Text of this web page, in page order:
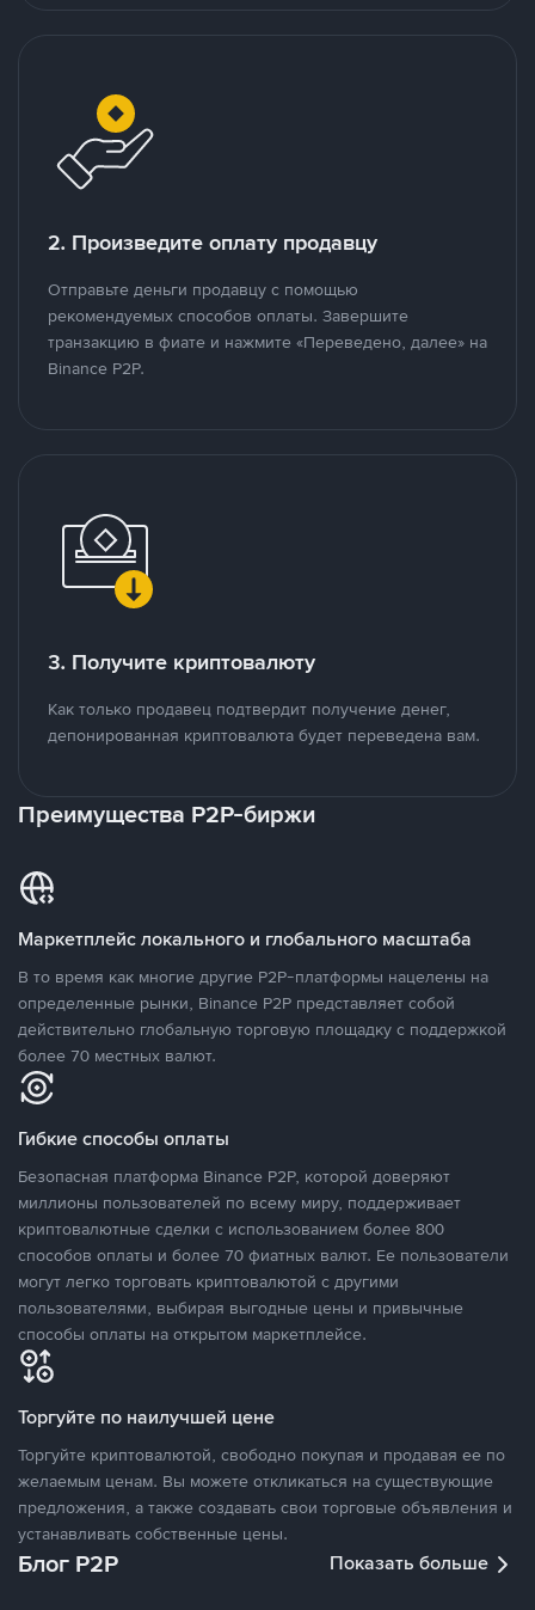
2. Произведите оплату продавцу
Отправьте деньги продавцу с помощью
рекомендуемых способов оплаты. Завершите
транзакцию в фиате и нажмите «Переведено, далее» на
Binance P2P.
3. Получите криптовалюту
Как только продавец подтвердит получение денег,
депонированная криптовалюта будет переведена вам.
Преимущества P2P-биржи
Маркетплейс локального и глобального масштаба
В то время как многие другие P2P-платформы нацелены на
определенные рынки, Binance P2P представляет собой
действительно глобальную торговую площадку с поддержкой
более 70 местных валют.
Гибкие способы оплаты
Безопасная платформа Binance P2P, которой доверяют
миллионы пользователей по всему миру, поддерживает
криптовалютные сделки с использованием более 800
способов оплаты и более 70 фиатных валют. Ее пользователи
могут легко торговать криптовалютой с другими
пользователями, выбирая выгодные цены и привычные
способы оплаты на открытом маркетплейсе.
Торгуйте по наилучшей цене
Торгуйте криптовалютой, свободно покупая и продавая ее по
желаемым ценам. Вы можете откликаться на существующие
предложения, а также создавать свои торговые объявления и
устанавливать собственные цены.
Блог P2P Показать больше